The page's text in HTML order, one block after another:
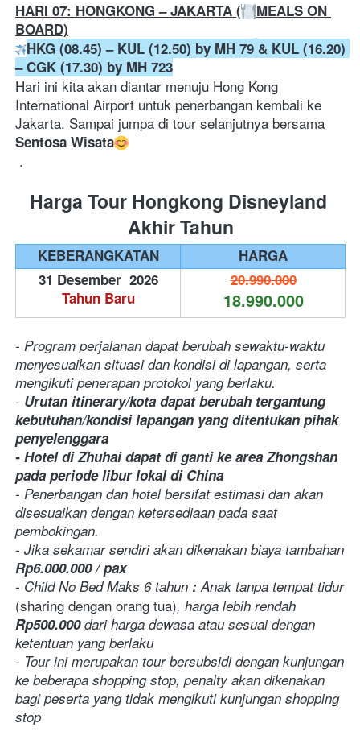
HARI 07: HONGKONG – JAKARTA (
MEALS ON
BOARD)
HKG (08.45) – KUL (12.50) by MH 79 & KUL (16.20)
– CGK (17.30) by MH 723
Hari ini kita akan diantar menuju Hong Kong
International Airport untuk penerbangan kembali ke
Sentosa Wisata
.
Harga Tour Hongkong Disneyland
Akhir Tahun
KEBERANGKATAN
HARGA
31 Desember  2026
Tahun Baru
20.990.000
18.990.000
- Program perjalanan dapat berubah sewaktu-waktu
menyesuaikan situasi dan kondisi di lapangan, serta
mengikuti penerapan protokol yang berlaku.
- Urutan itinerary/kota dapat berubah tergantung
kebutuhan/kondisi lapangan yang ditentukan pihak
penyelenggara
- Hotel di Zhuhai dapat di ganti ke area Zhongshan
pada periode libur lokal di China
- Penerbangan dan hotel bersifat estimasi dan akan
disesuaikan dengan ketersediaan pada saat
pembokingan.
Rp6.000.000 / pax
- Child No Bed Maks 6 tahun : Anak tanpa tempat tidur
(sharing dengan orang tua)
Rp500.000 dari harga dewasa atau sesuai dengan
ketentuan yang berlaku
- Tour ini merupakan tour bersubsidi dengan kunjungan
ke beberapa shopping stop, penalty akan dikenakan
bagi peserta yang tidak mengikuti kunjungan shopping
stop